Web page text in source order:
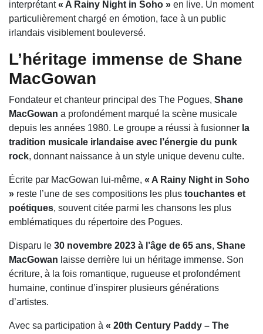
interprétant« A Rainy Night in Soho » en live. Un moment
particulièrement chargé en émotion, face à un public
irlandais visiblement bouleversé.
L’héritage immense de Shane
MacGowan
Fondateur et chanteur principal des The Pogues, Shane
MacGowan a profondément marqué la scène musicale
depuis les années 1980. Le groupe a réussi à fusionner la
tradition musicale irlandaise avec l’énergie du punk
rock, donnant naissance à un style unique devenu culte.
Écrite par MacGowan lui-même, « A Rainy Night in Soho
» reste l’une de ses compositions les plus touchantes et
poétiques, souvent citée parmi les chansons les plus
emblématiques du répertoire des Pogues.
Disparu le 30 novembre 2023 à l’âge de 65 ans, Shane
MacGowan laisse derrière lui un héritage immense. Son
écriture, à la fois romantique, rugueuse et profondément
humaine, continue d’inspirer plusieurs générations
d’artistes.
Avec sa participation à « 20th Century Paddy – The